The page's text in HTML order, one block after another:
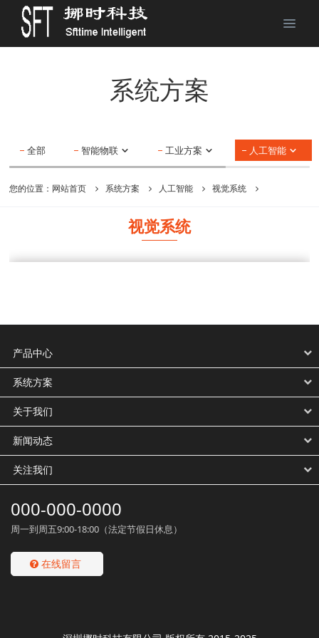
系统方案
全部 智能物联 工业方案 人工智能
您的位置： 网站首页 系统方案 人工智能 视觉系统
视觉系统
产品中心
系统方案
关于我们
新闻动态
关注我们
000-000-0000
周一到周五9:00-18:00（法定节假日休息）
在线留言